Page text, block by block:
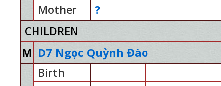
Mother
?
CHILDREN
M D7 Ngọc Quỳnh Đào
Birth